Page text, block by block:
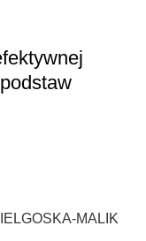
MALIK